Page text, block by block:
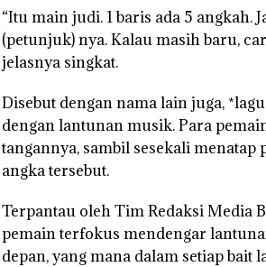
“Itu main judi. 1 baris ada 5 angkah.
(petunjuk) nya. Kalau masih baru,
jelasnya singkat.
Disebut dengan nama lain juga,
dengan lantunan musik. Para
tangannya, sambil sesekali
angka tersebut.
Terpantau oleh Tim Redaksi Media
pemain terfokus mendengar
depan, yang mana dalam setiap bait
Bisnis
Wholesale
Network
Catat
Pertumbuha
Sebesar
12,7% Secara
Tahunan
Perayaan
Ulang Tahun
ke-24
Batam Gelar
Giveaway
Spesial dan
Diskon
Tahun